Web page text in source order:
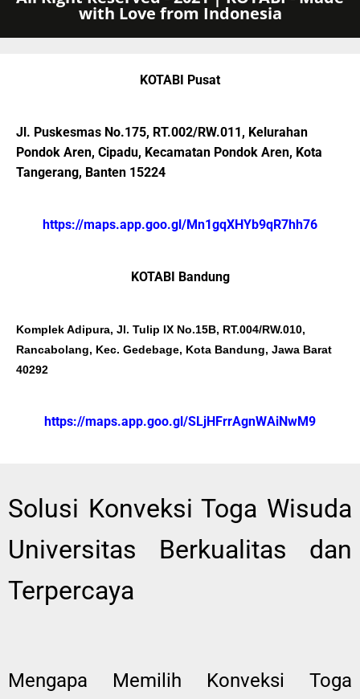
with Love from Indonesia
KOTABI Pusat
Jl. Puskesmas No.175, RT.002/RW.011, Kelurahan
Pondok Aren, Cipadu, Kecamatan Pondok Aren, Kota
Tangerang, Banten 15224
https://maps.app.goo.gl/Mn1gqXHYb9qR7hh76
KOTABI Bandung
Komplek Adipura, Jl. Tulip IX No.15B, RT.004/RW.010,
Rancabolang, Kec. Gedebage, Kota Bandung, Jawa Barat
40292
https://maps.app.goo.gl/SLjHFrrAgnWAiNwM9
Solusi Konveksi Toga Wisuda
Universitas Berkualitas dan
Terpercaya
Mengapa Memilih Konveksi Toga